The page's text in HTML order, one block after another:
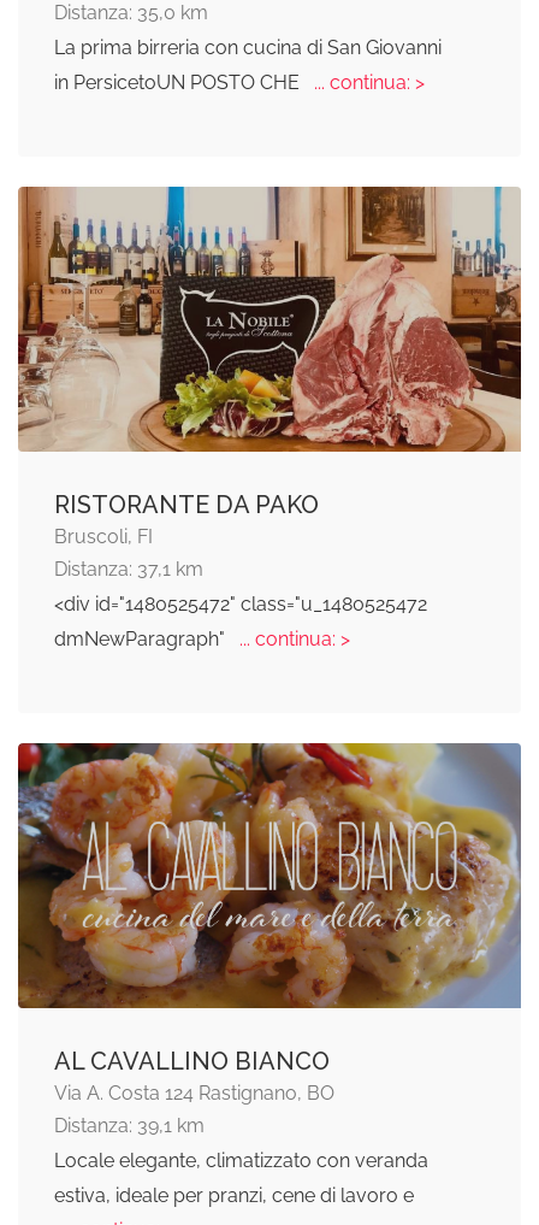
Distanza: 35,0 km
La prima birreria con cucina di San Giovanni
in PersicetoUN POSTO CHE
... continua: >
RISTORANTE DA PAKO
Bruscoli, FI
Distanza: 37,1 km
<div id="1480525472" class="u_1480525472
dmNewParagraph"
... continua: >
AL CAVALLINO BIANCO
Via A. Costa 124 Rastignano, BO
Distanza: 39,1 km
Locale elegante, climatizzato con veranda
estiva, ideale per pranzi, cene di lavoro e